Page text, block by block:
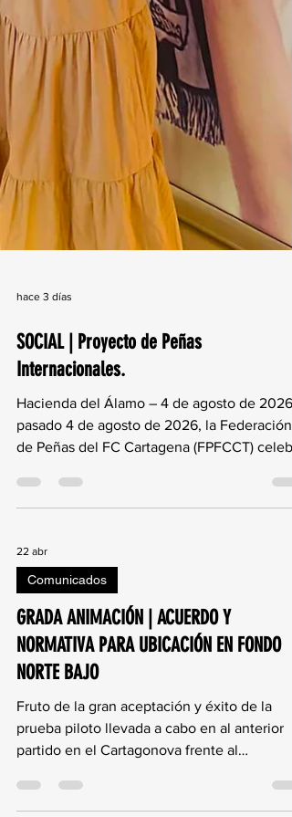
hace 3 días
SOCIAL | Proyecto de Peñas
Internacionales.
Hacienda del Álamo – 4 de agosto de 2026
de Peñas del FC Cartagena (FPFCCT)
un nuevo acto enmarcado dentro de su
objetivo de acercar el FC Cartagena a la
comunidad internacional residente en la
comarca y fomentar la incorporación de
nuevos aficionados al club. El evento tuvo
lugar en el Restaurante Fairways, ubicado
el complejo residencial Hacienda del Álamo,
desarrollándose entr
22 abr
Comunicados
GRADA ANIMACIÓN | ACUERDO Y
NORMATIVA PARA UBICACIÓN EN FONDO
NORTE BAJO
Fruto de la gran aceptación y éxito de la
partido en el Cartagonova frente al
Antequera CF, el FC Cartagena y la